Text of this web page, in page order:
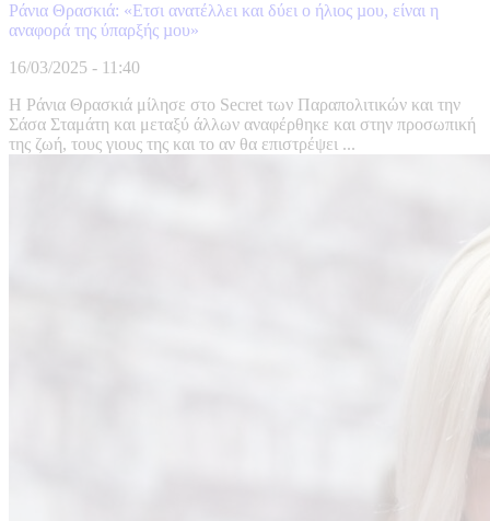
Ράνια Θρασκιά: «Ετσι ανατέλλει και δύει ο ήλιος µου, είναι η
αναφορά της ύπαρξής µου»
16/03/2025 - 11:40
Η Ράνια Θρασκιά μίλησε στο Secret των Παραπολιτικών και την
Σάσα Σταμάτη και μεταξύ άλλων αναφέρθηκε και στην προσωπική
της ζωή, τους γιους της και το αν θα επιστρέψει ...